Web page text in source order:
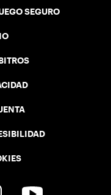
SEGURO